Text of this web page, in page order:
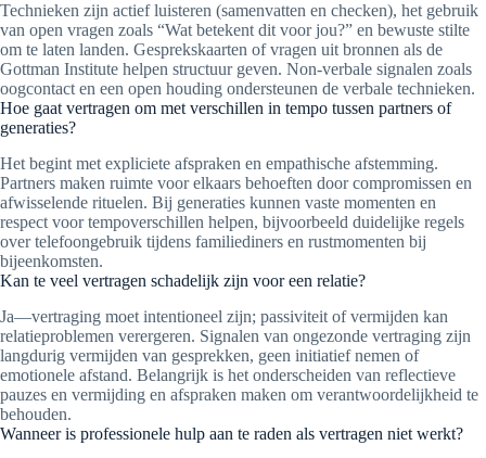
Technieken zijn actief luisteren (samenvatten en checken), het gebruik
van open vragen zoals “Wat betekent dit voor jou?” en bewuste stilte
om te laten landen. Gesprekskaarten of vragen uit bronnen als de
Gottman Institute helpen structuur geven. Non-verbale signalen zoals
oogcontact en een open houding ondersteunen de verbale technieken.
Hoe gaat vertragen om met verschillen in tempo tussen partners of
generaties?
Het begint met expliciete afspraken en empathische afstemming.
Partners maken ruimte voor elkaars behoeften door compromissen en
afwisselende rituelen. Bij generaties kunnen vaste momenten en
respect voor tempoverschillen helpen, bijvoorbeeld duidelijke regels
over telefoongebruik tijdens familiediners en rustmomenten bij
bijeenkomsten.
Kan te veel vertragen schadelijk zijn voor een relatie?
Ja—vertraging moet intentioneel zijn; passiviteit of vermijden kan
relatieproblemen verergeren. Signalen van ongezonde vertraging zijn
langdurig vermijden van gesprekken, geen initiatief nemen of
emotionele afstand. Belangrijk is het onderscheiden van reflectieve
pauzes en vermijding en afspraken maken om verantwoordelijkheid te
behouden.
Wanneer is professionele hulp aan te raden als vertragen niet werkt?